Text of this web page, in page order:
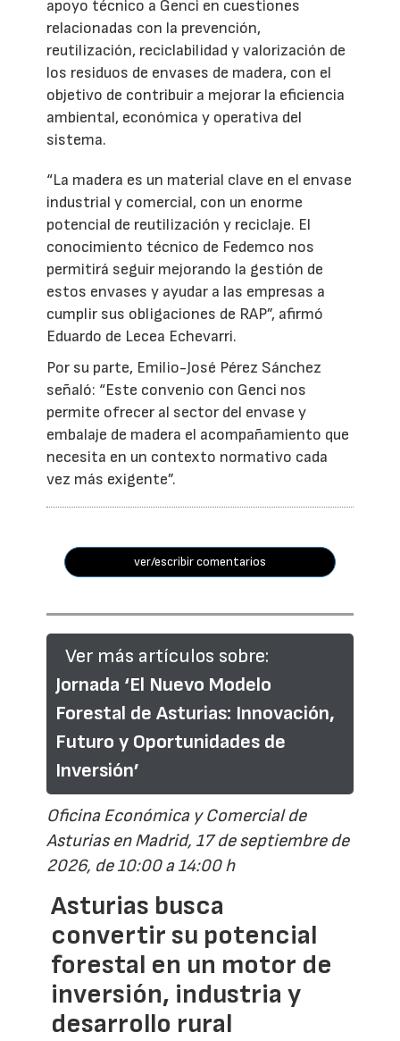
apoyo técnico a Genci en cuestiones
relacionadas con la prevención,
reutilización, reciclabilidad y valorización de
los residuos de envases de madera, con el
objetivo de contribuir a mejorar la eficiencia
ambiental, económica y operativa del
sistema.
“La madera es un material clave en el envase
industrial y comercial, con un enorme
potencial de reutilización y reciclaje. El
conocimiento técnico de Fedemco nos
permitirá seguir mejorando la gestión de
estos envases y ayudar a las empresas a
cumplir sus obligaciones de RAP”, afirmó
Eduardo de Lecea Echevarri.
Por su parte, Emilio-José Pérez Sánchez
señaló: “Este convenio con Genci nos
permite ofrecer al sector del envase y
embalaje de madera el acompañamiento que
necesita en un contexto normativo cada
vez más exigente”.
ver/escribir comentarios
Ver más artículos sobre:
Jornada ‘El Nuevo Modelo
Forestal de Asturias: Innovación,
Futuro y Oportunidades de
Inversión’
Oficina Económica y Comercial de
Asturias en Madrid, 17 de septiembre de
2026, de 10:00 a 14:00 h
Asturias busca
convertir su potencial
forestal en un motor de
inversión, industria y
desarrollo rural